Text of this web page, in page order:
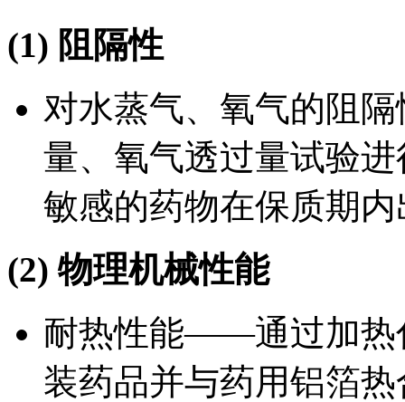
(1) 阻隔性
对水蒸气、氧气的阻
量、氧气透过量试验
敏感的药物在保质期
(2) 物理机械性能
耐热性能——通过加热
装药品并与药用铝箔